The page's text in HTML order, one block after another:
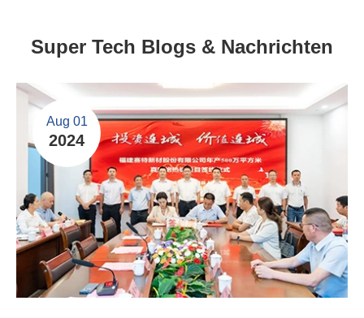
Super Tech Blogs & Nachrichten
Aug 01
2024